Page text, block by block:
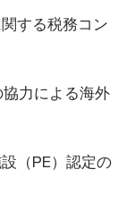
する税務コン
力による海外
（PE）認定の